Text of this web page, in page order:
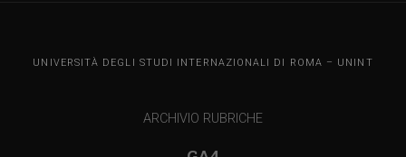
UNINT BLOG
UNIVERSITÀ DEGLI STUDI INTERNAZIONALI DI ROMA – UNINT
ARCHIVIO RUBRICHE